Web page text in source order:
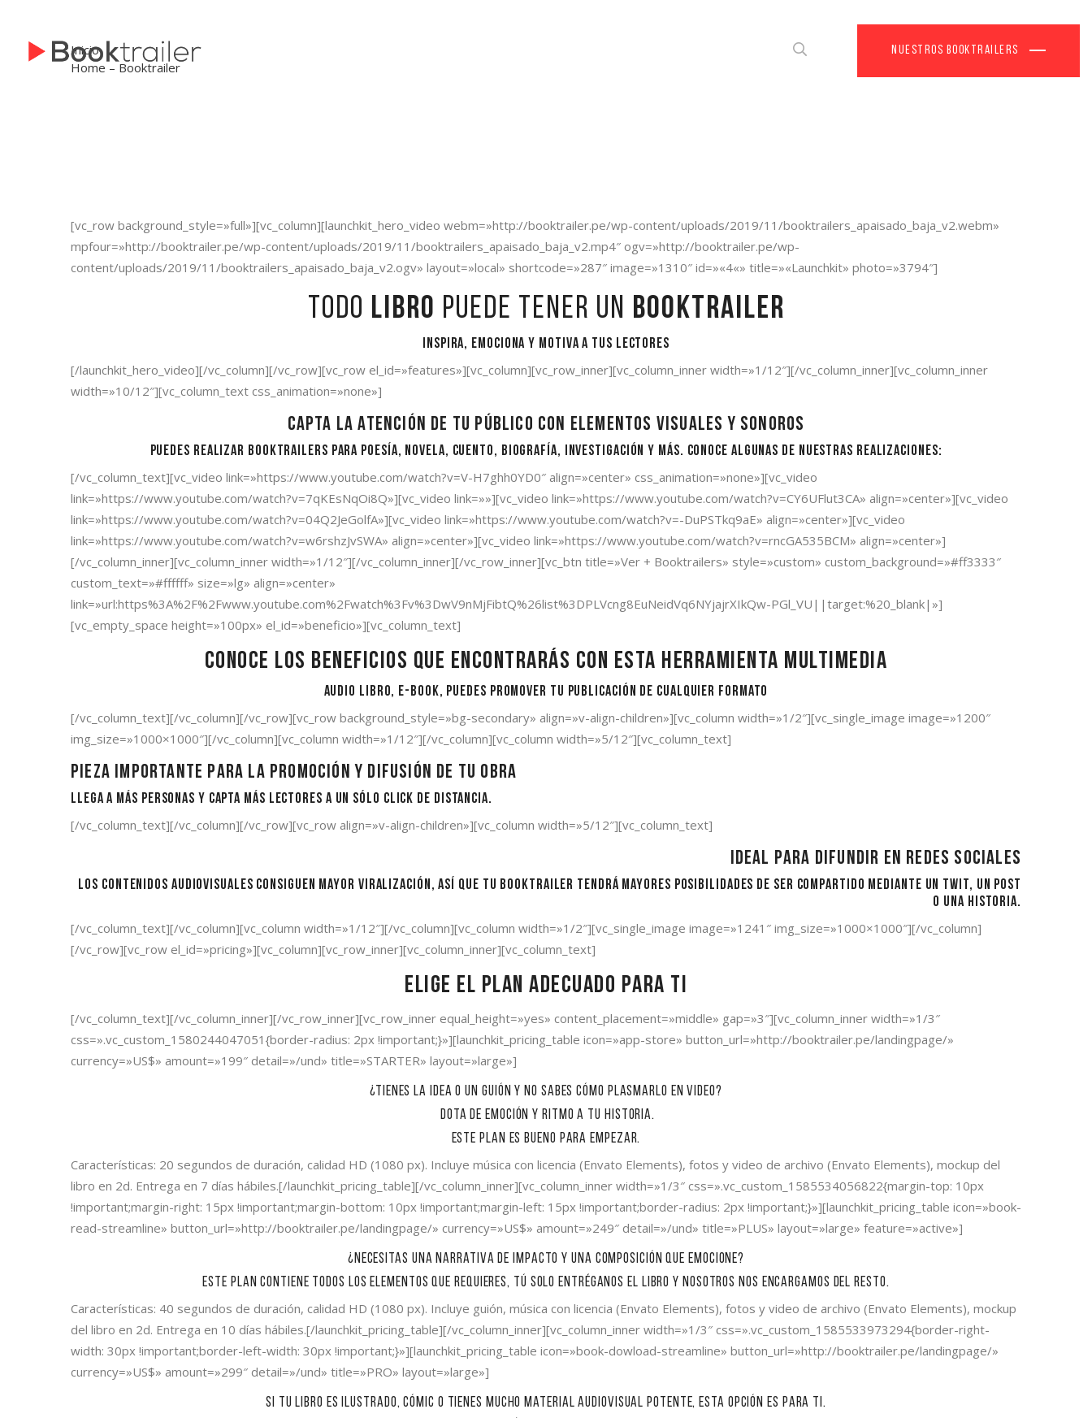
Nuestros Booktrailers
Inicio
Home – Booktrailer
[vc_row background_style=»full»][vc_column][launchkit_hero_video webm=»http://booktrailer.pe/wp-content/uploads/2019/11/booktrailers_apaisado_baja_v2.webm»
mpfour=»http://booktrailer.pe/wp-content/uploads/2019/11/booktrailers_apaisado_baja_v2.mp4″ ogv=»http://booktrailer.pe/wp-
content/uploads/2019/11/booktrailers_apaisado_baja_v2.ogv» layout=»local» shortcode=»287″ image=»1310″ id=»«4«» title=»«Launchkit» photo=»3794″]
Todo libro puede tener un booktrailer
Inspira, emociona y motiva a tus lectores
[/launchkit_hero_video][/vc_column][/vc_row][vc_row el_id=»features»][vc_column][vc_row_inner][vc_column_inner width=»1/12″][/vc_column_inner][vc_column_inner
width=»10/12″][vc_column_text css_animation=»none»]
Capta la atención de tu público con elementos visuales y sonoros
Puedes realizar booktrailers para poesía, novela, cuento, biografía, investigación y más. Conoce algunas de nuestras realizaciones:
[/vc_column_text][vc_video link=»https://www.youtube.com/watch?v=V-H7ghh0YD0″ align=»center» css_animation=»none»][vc_video
link=»https://www.youtube.com/watch?v=7qKEsNqOi8Q»][vc_video link=»»][vc_video link=»https://www.youtube.com/watch?v=CY6UFlut3CA» align=»center»][vc_video
link=»https://www.youtube.com/watch?v=04Q2JeGolfA»][vc_video link=»https://www.youtube.com/watch?v=-DuPSTkq9aE» align=»center»][vc_video
link=»https://www.youtube.com/watch?v=w6rshzJvSWA» align=»center»][vc_video link=»https://www.youtube.com/watch?v=rncGA535BCM» align=»center»]
[/vc_column_inner][vc_column_inner width=»1/12″][/vc_column_inner][/vc_row_inner][vc_btn title=»Ver + Booktrailers» style=»custom» custom_background=»#ff3333″
custom_text=»#ffffff» size=»lg» align=»center»
link=»url:https%3A%2F%2Fwww.youtube.com%2Fwatch%3Fv%3DwV9nMjFibtQ%26list%3DPLVcng8EuNeidVq6NYjajrXIkQw-PGl_VU||target:%20_blank|»]
[vc_empty_space height=»100px» el_id=»beneficio»][vc_column_text]
Conoce los beneficios que encontrarás con esta herramienta multimedia
Audio libro, E-book, puedes promover tu publicación de cualquier formato
[/vc_column_text][/vc_column][/vc_row][vc_row background_style=»bg-secondary» align=»v-align-children»][vc_column width=»1/2″][vc_single_image image=»1200″
img_size=»1000×1000″][/vc_column][vc_column width=»1/12″][/vc_column][vc_column width=»5/12″][vc_column_text]
Pieza importante para la promoción y difusión de tu obra
Llega a más personas y capta más lectores a un sólo click de distancia.
[/vc_column_text][/vc_column][/vc_row][vc_row align=»v-align-children»][vc_column width=»5/12″][vc_column_text]
Ideal para difundir en redes sociales
Los contenidos audiovisuales consiguen mayor viralización, así que tu booktrailer tendrá mayores posibilidades de ser compartido mediante un twit, un post
o una historia.
[/vc_column_text][/vc_column][vc_column width=»1/12″][/vc_column][vc_column width=»1/2″][vc_single_image image=»1241″ img_size=»1000×1000″][/vc_column]
[/vc_row][vc_row el_id=»pricing»][vc_column][vc_row_inner][vc_column_inner][vc_column_text]
Elige el plan adecuado para ti
[/vc_column_text][/vc_column_inner][/vc_row_inner][vc_row_inner equal_height=»yes» content_placement=»middle» gap=»3″][vc_column_inner width=»1/3″
css=».vc_custom_1580244047051{border-radius: 2px !important;}»][launchkit_pricing_table icon=»app-store» button_url=»http://booktrailer.pe/landingpage/»
currency=»US$» amount=»199″ detail=»/und» title=»STARTER» layout=»large»]
¿Tienes la idea o un guión y no sabes cómo plasmarlo en video?
Dota de emoción y ritmo a tu historia.
Este plan es bueno para empezar.
Características: 20 segundos de duración, calidad HD (1080 px). Incluye música con licencia (Envato Elements), fotos y video de archivo (Envato Elements), mockup del
libro en 2d. Entrega en 7 días hábiles.[/launchkit_pricing_table][/vc_column_inner][vc_column_inner width=»1/3″ css=».vc_custom_1585534056822{margin-top: 10px
!important;margin-right: 15px !important;margin-bottom: 10px !important;margin-left: 15px !important;border-radius: 2px !important;}»][launchkit_pricing_table icon=»book-
read-streamline» button_url=»http://booktrailer.pe/landingpage/» currency=»US$» amount=»249″ detail=»/und» title=»PLUS» layout=»large» feature=»active»]
¿Necesitas una narrativa de impacto y una composición que emocione?
Este plan contiene todos los elementos que requieres, tú solo entréganos el libro y nosotros nos encargamos del resto.
Características: 40 segundos de duración, calidad HD (1080 px). Incluye guión, música con licencia (Envato Elements), fotos y video de archivo (Envato Elements), mockup
del libro en 2d. Entrega en 10 días hábiles.[/launchkit_pricing_table][/vc_column_inner][vc_column_inner width=»1/3″ css=».vc_custom_1585533973294{border-right-
width: 30px !important;border-left-width: 30px !important;}»][launchkit_pricing_table icon=»book-dowload-streamline» button_url=»http://booktrailer.pe/landingpage/»
currency=»US$» amount=»299″ detail=»/und» title=»PRO» layout=»large»]
Si tu libro es ilustrado, cómic o tienes mucho material audiovisual potente, esta opción es para ti.